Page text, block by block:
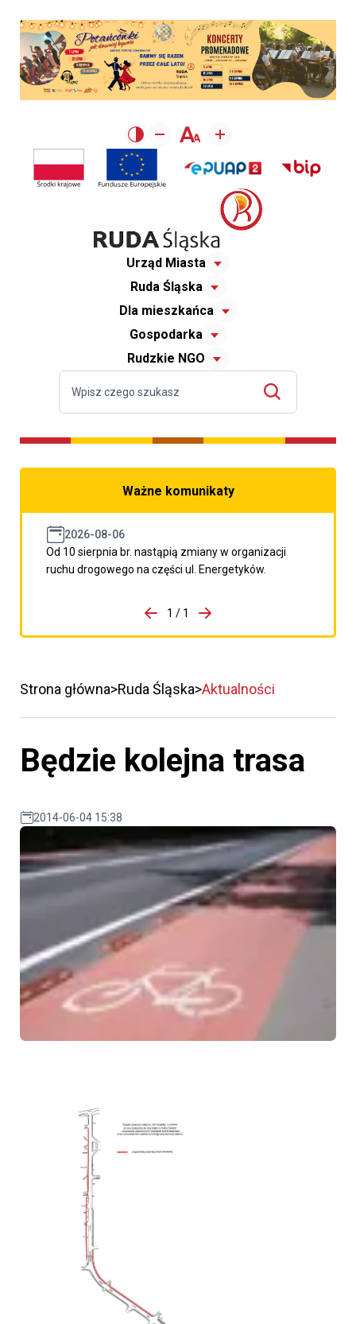
Urząd Miasta
Ruda Śląska
Dla mieszkańca
Gospodarka
Rudzkie NGO
Ważne komunikaty
2026-08-06
Od 10 sierpnia br. nastąpią zmiany w organizacji
ruchu drogowego na części ul. Energetyków.
porzpedniego komunikatu
1 / 1
Przejdź do następnego
Strona główna Ruda Śląska Aktualności
Będzie kolejna trasa
2014-06-04 15:38